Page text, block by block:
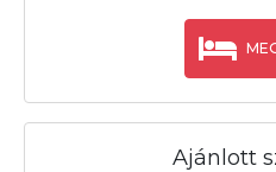
Ajánlott